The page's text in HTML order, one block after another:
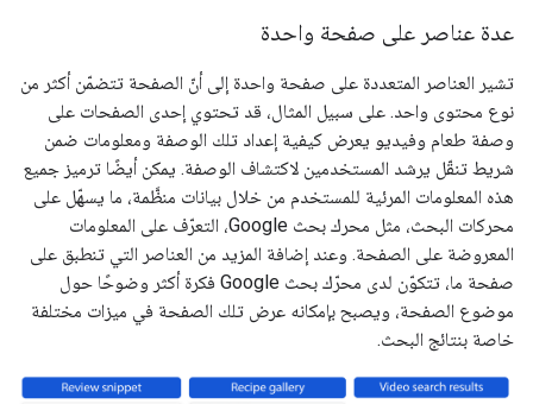
عدة عناصر على صفحة واحدة
تشير العناصر المتعددة على صفحة واحدة إلى أنّ الصفحة تتضمّن أكثر من
نوع محتوى واحد. على سبيل المثال، قد تحتوي إحدى الصفحات على
وصفة طعام وفيديو يعرض كيفية إعداد تلك الوصفة ومعلومات ضمن
شريط تنقّل يرشد المستخدمين لاكتشاف الوصفة. يمكن أيضًا ترميز جميع
هذه المعلومات المرئية للمستخدم من خلال بيانات منظَّمة، ما يسهّل على
محركات البحث، مثل محرك بحث Google، التعرّف على المعلومات
المعروضة على الصفحة. وعند إضافة المزيد من العناصر التي تنطبق على
صفحة ما، تتكوّن لدى محرّك بحث Google فكرة أكثر وضوحًا حول
موضوع الصفحة، ويصبح بإمكانه عرض تلك الصفحة في ميزات مختلفة
خاصة بنتائج البحث.